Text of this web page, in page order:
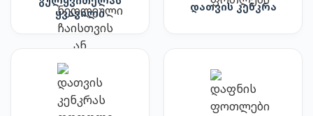
ყვავილი
დათვის კენკრა